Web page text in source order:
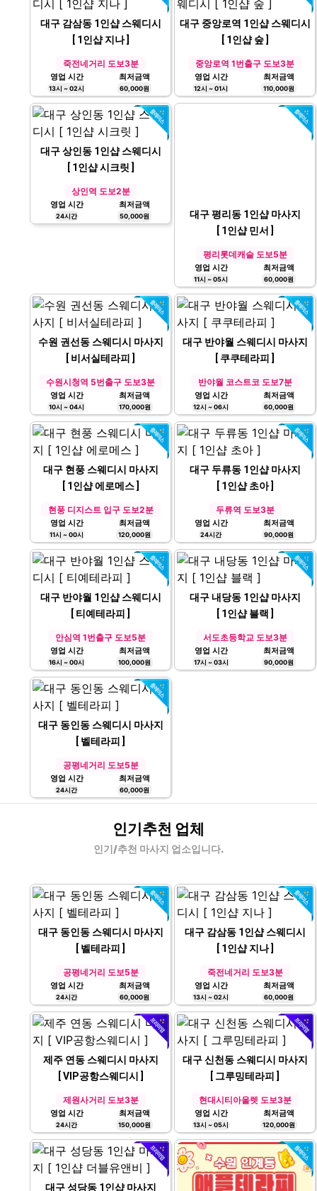
대구 감삼동 1인샵 스웨디시
[ 1인샵 지나 ]
죽전네거리 도보3분
영업 시간
13시 ~ 02시
최저금액
60,000원
대구 중앙로역 1인샵 스웨디시
[ 1인샵 숲 ]
중앙로역 1번출구 도보3분
영업 시간
12시 ~ 01시
최저금액
110,000원
대구 상인동 1인샵 스웨디시
[ 1인샵 시크릿 ]
상인역 도보2분
영업 시간
24시간
최저금액
50,000원
[ 1인샵 민서 ]
영업 시간
11시 ~ 05시
최저금액
60,000원
수원 권선동 스웨디시 마사지
[ 비서실테라피 ]
영업 시간
10시 ~ 04시
최저금액
170,000원
대구 반야월 스웨디시 마사지
[ 쿠쿠테라피 ]
영업 시간
12시 ~ 06시
최저금액
60,000원
대구 현풍 스웨디시 마사지
[ 1인샵 에로메스 ]
영업 시간
11시 ~ 00시
최저금액
120,000원
대구 두류동 1인샵 마사지
[ 1인샵 초아 ]
영업 시간
24시간
최저금액
90,000원
대구 반야월 1인샵 스웨디시
[ 티예테라피 ]
영업 시간
16시 ~ 00시
최저금액
100,000원
대구 내당동 1인샵 마사지
[ 1인샵 블랙 ]
영업 시간
17시 ~ 03시
최저금액
90,000원
대구 동인동 스웨디시 마사지
[ 벨테라피 ]
영업 시간
24시간
최저금액
60,000원
인기추천 업체
인기/추천 마사지 업소입니다.
대구 동인동 스웨디시 마사지
[ 벨테라피 ]
영업 시간
24시간
최저금액
60,000원
대구 감삼동 1인샵 스웨디시
[ 1인샵 지나 ]
영업 시간
13시 ~ 02시
최저금액
60,000원
제주 연동 스웨디시 마사지
[ VIP공항스웨디시 ]
영업 시간
24시간
최저금액
150,000원
대구 신천동 스웨디시 마사지
[ 그루밍테라피 ]
영업 시간
13시 ~ 05시
최저금액
120,000원
대구 성당동 1인샵 마사지